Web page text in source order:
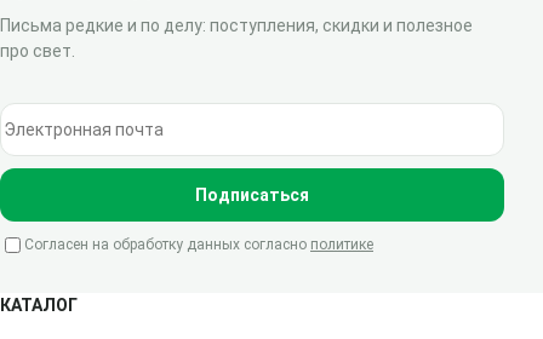
Письма редкие и по делу: поступления, скидки и полезное
про свет.
Электронная почта
Подписаться
Согласен на обработку данных согласно политике
КАТАЛОГ